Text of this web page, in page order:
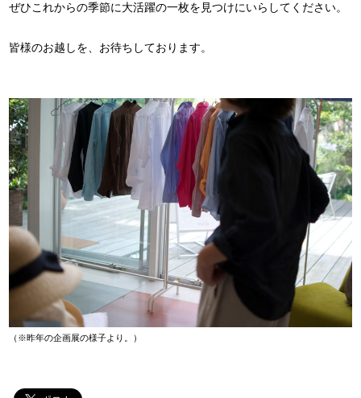
ぜひこれからの季節に大活躍の一枚を見つけにいらしてください。
皆様のお越しを、お待ちしております。
（※昨年の企画展の様子より。）